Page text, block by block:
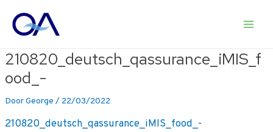
naar
210820_deutsch_qassurance_iMIS_f
ood_-
DoorGeorge / 22/03/2022
210820_deutsch_qassurance_iMIS_food_-